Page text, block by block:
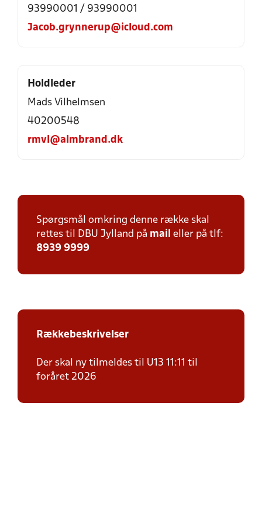
93990001 / 93990001
Jacob.grynnerup@icloud.com
Holdleder
Mads Vilhelmsen
40200548
rmvl@almbrand.dk
Spørgsmål omkring denne række skal
rettes til DBU Jylland på mail eller på tlf:
8939 9999
Rækkebeskrivelser
Der skal ny tilmeldes til U13 11:11 til
foråret 2026